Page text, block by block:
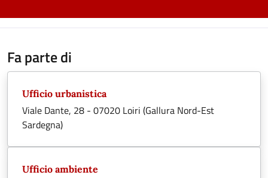
Fa parte di
Ufficio urbanistica
Viale Dante, 28 - 07020 Loiri (Gallura Nord-Est
Sardegna)
Ufficio ambiente